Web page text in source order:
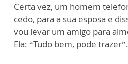
Certa vez, um homem
cedo, para a sua esposa e
vou levar um amigo para
Ela: “Tudo bem, pode trazer”.